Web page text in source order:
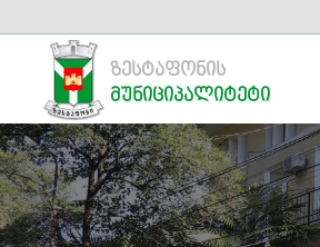
ზესტაფონის
მუნიციპალიტეტი